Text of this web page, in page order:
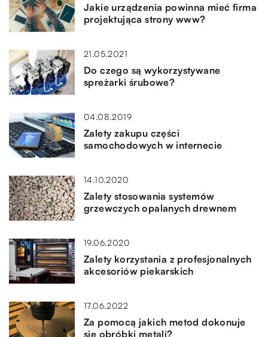
Jakie urządzenia powinna mieć firma
projektująca strony www?
21.05.2021
Do czego są wykorzystywane
spreżarki śrubowe?
04.08.2019
Zalety zakupu części
samochodowych w internecie
14.10.2020
Zalety stosowania systemów
grzewczych opalanych drewnem
19.06.2020
Zalety korzystania z profesjonalnych
akcesoriów piekarskich
17.06.2022
Za pomocą jakich metod dokonuje
się obróbki metali?